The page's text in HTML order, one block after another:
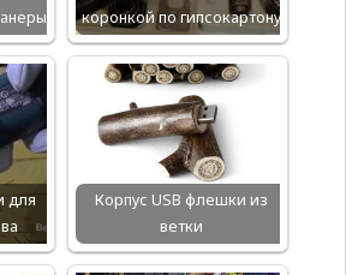
коронкой по гипсокартону
для
Корпус USB флешки из
ветки